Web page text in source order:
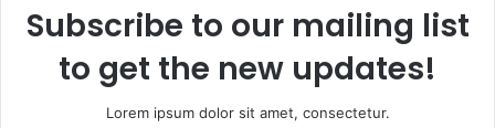
Subscribe to our mailing list
to get the new updates!
Lorem ipsum dolor sit amet, consectetur.